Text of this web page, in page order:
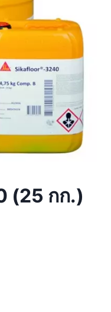
Sikafloor -3240 (25 กก.)